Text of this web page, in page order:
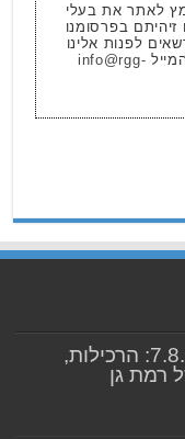
לאתר את בעלי
זיהיתם בפרסומנו
לפנות אלינו
info@rgg-
פותחים סופ"ש 7.8.2026: הרכילות,
רמת גן